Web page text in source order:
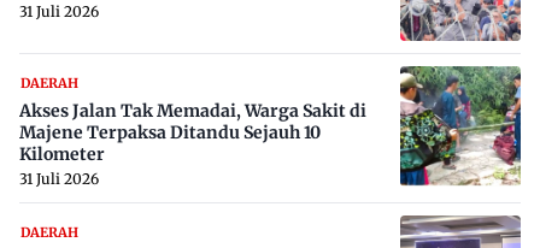
31 Juli 2026
DAERAH
Akses Jalan Tak Memadai, Warga Sakit di
Majene Terpaksa Ditandu Sejauh 10
Kilometer
31 Juli 2026
DAERAH